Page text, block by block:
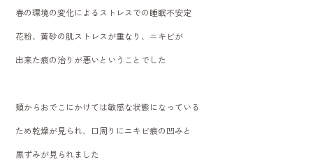
春の環境の変化によるストレスでの睡眠不安定
花粉、黄砂の肌ストレスが重なり、ニキビが
出来た痕の治りが悪いということでした
頬からおでこにかけては敏感な状態になっている
ため乾燥が見られ、口周りにニキビ痕の凹みと
黒ずみが見られました